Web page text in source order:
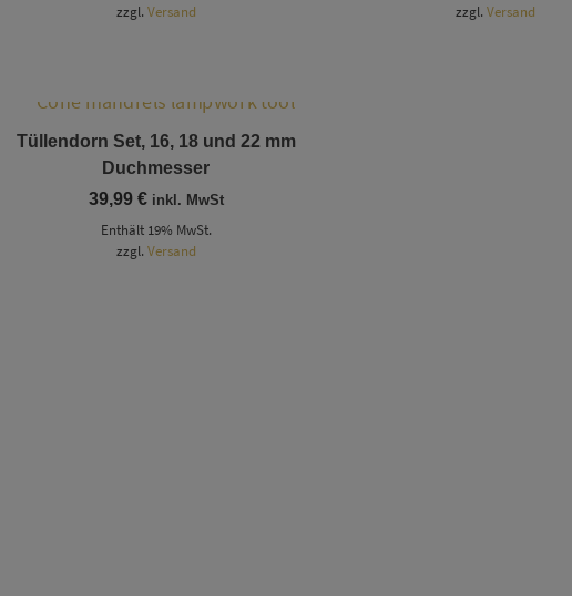
zzgl. Versand
zzgl.Versand
Tüllendorn Set, 16, 18 und 22 mm
Duchmesser
39,99 € inkl. MwSt
Enthält 19% MwSt.
zzgl. Versand